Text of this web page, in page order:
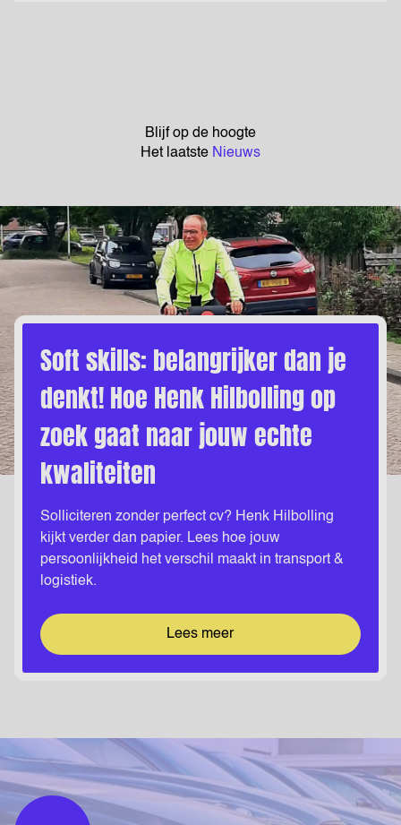
Blijf op de hoogte
Het laatste Nieuws
Soft skills: belangrijker dan je
denkt! Hoe Henk Hilbolling op
zoek gaat naar jouw echte
kwaliteiten
Solliciteren zonder perfect cv? Henk Hilbolling
kijkt verder dan papier. Lees hoe jouw
persoonlijkheid het verschil maakt in transport &
logistiek.
Lees meer